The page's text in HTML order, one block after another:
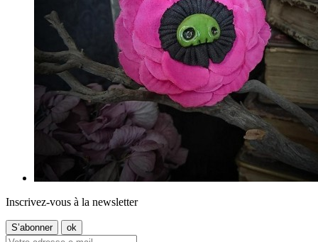
Inscrivez-vous à la newsletter